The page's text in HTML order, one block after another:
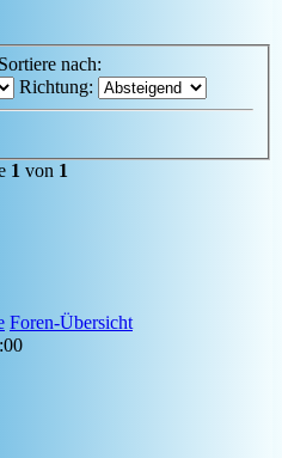
Sortiere nach:
Richtung:
1 von 1
Foren-Übersicht